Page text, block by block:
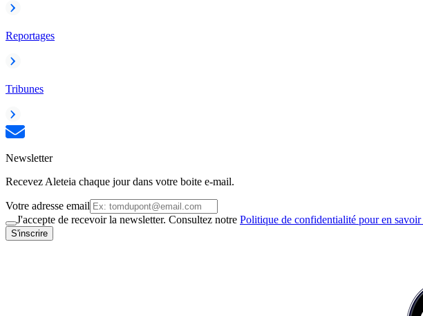
Reportages
Tribunes
Newsletter
Recevez Aleteia chaque jour dans votre boite e-mail.
Votre adresse email
J'accepte de recevoir la newsletter. Consultez notre Politique de confidentialité pour en savoir
S'inscrire